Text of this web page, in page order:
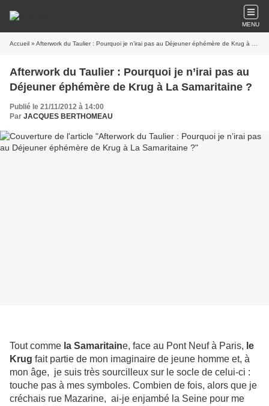
MENU
Accueil » Afterwork du Taulier : Pourquoi je n’irai pas au Déjeuner éphémère de Krug à La Samaritaine ?
Afterwork du Taulier : Pourquoi je n’irai pas au
Déjeuner éphémère de Krug à La Samaritaine ?
Publié le 21/11/2012 à 14:00
Par JACQUES BERTHOMEAU
Tout comme la Samaritaine, face au Pont Neuf à Paris, le
Krug fait partie de mon imaginaire de jeune homme et, à
mon âge, je suis très sourcilleux sur le socle de celui-ci :
touche pas à mes symboles. Combien de fois, alors que je
créchais rue Mazarine, ai-je enjambé la Seine pour me